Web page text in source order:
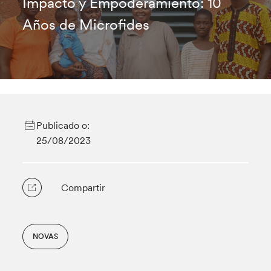
Años de Microfides
Publicado o:
25/08/2023
Compartir
NOVAS